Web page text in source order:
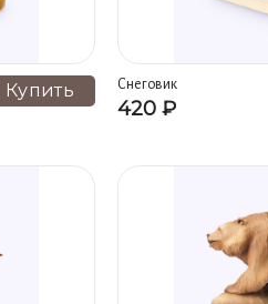
Купить Снеговик
420 ₽